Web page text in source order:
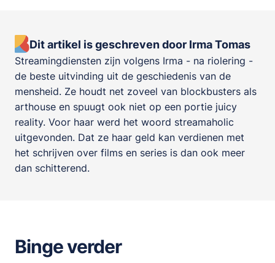
Dit artikel is geschreven door Irma Tomas
Streamingdiensten zijn volgens Irma - na riolering -
de beste uitvinding uit de geschiedenis van de
mensheid. Ze houdt net zoveel van blockbusters als
arthouse en spuugt ook niet op een portie juicy
reality. Voor haar werd het woord streamaholic
uitgevonden. Dat ze haar geld kan verdienen met
het schrijven over films en series is dan ook meer
dan schitterend.
Binge verder